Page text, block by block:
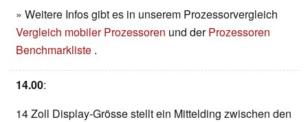
» Weitere Infos gibt es in unserem Prozessorvergleich
Vergleich mobiler Prozessoren und derProzessoren
Benchmarkliste .
14.00:
14 Zoll Display-Grösse stellt ein Mittelding zwischen den